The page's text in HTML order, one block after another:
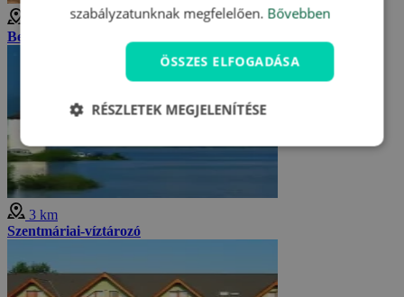
Besenyőfalvi Aquapark
3 km
Szentmáriai-víztározó
szabályzatunknak megfelelően. Bővebben
ÖSSZES ELFOGADÁSA
RÉSZLETEK MEGJELENÍTÉSE